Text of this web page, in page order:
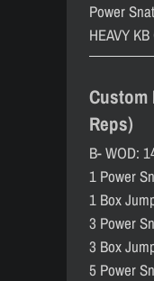
Power
HEAVY
Custom
Reps)
B- WOD:
1 Power
1 Box
3 Power
3 Box
5 Power